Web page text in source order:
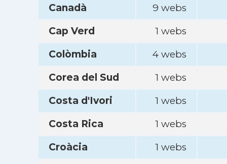
Canadà
9 webs
Cap Verd
1 webs
Colòmbia
4 webs
Corea del Sud
1 webs
Costa d'Ivori
1 webs
Costa Rica
1 webs
Croàcia
1 webs